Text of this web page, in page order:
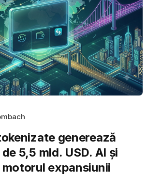
generează
5,5 mld. USD. AI și
expansiunii